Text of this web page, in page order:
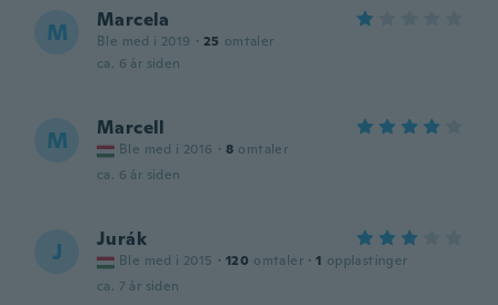
M Marcela
Ble med i 2019 · 25 omtaler
ca. 6 år siden
M Marcell
Ble med i 2016 · 8 omtaler
ca. 6 år siden
J Jurák
Ble med i 2015 · 120 omtaler · 1 opplastinger
ca. 7 år siden